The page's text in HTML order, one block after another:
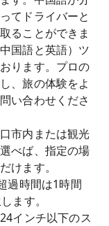
てドライバーと
ることができま
国語と英語）ツ
ります。プロの
、旅の体験をよ
い合わせくださ
市内または観光
べば、指定の場
けます。
過時間は1時間
ます。
インチ以下のス